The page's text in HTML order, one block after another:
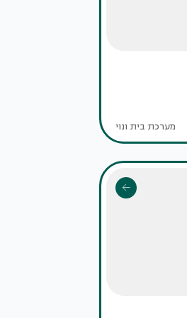
מערכת בית ונוי